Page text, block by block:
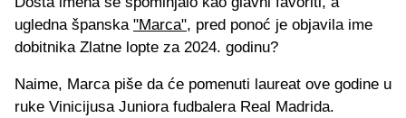
ugledna španska "Marca", pred ponoć je objavila ime
dobitnika Zlatne lopte za 2024. godinu?
Naime, Marca piše da će pomenuti laureat ove godine u
ruke Vinicijusa Juniora fudbalera Real Madrida.